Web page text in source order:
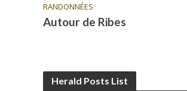
RANDONNÉES
Autour de Ribes
Herald Posts List